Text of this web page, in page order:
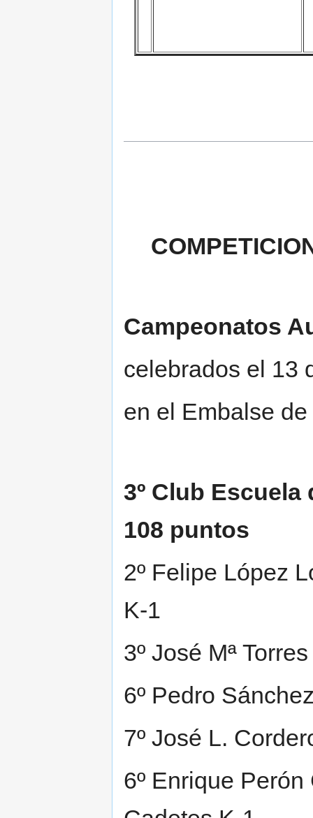
Campeonatos
celebrados el 13
en el Embalse
3º Club
108 puntos
2º Felipe López
K-1
3º José Mª
6º Pedro
7º José L.
6º Enrique